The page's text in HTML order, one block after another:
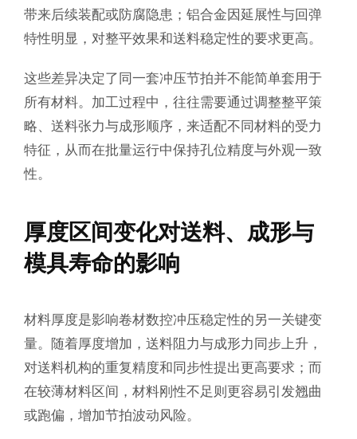
带来后续装配或防腐隐患；铝合金因延展性与回弹
特性明显，对整平效果和送料稳定性的要求更高。
这些差异决定了同一套冲压节拍并不能简单套用于
所有材料。加工过程中，往往需要通过调整整平策
略、送料张力与成形顺序，来适配不同材料的受力
特征，从而在批量运行中保持孔位精度与外观一致
性。
厚度区间变化对送料、成形与
模具寿命的影响
材料厚度是影响卷材数控冲压稳定性的另一关键变
量。随着厚度增加，送料阻力与成形力同步上升，
对送料机构的重复精度和同步性提出更高要求；而
在较薄材料区间，材料刚性不足则更容易引发翘曲
或跑偏，增加节拍波动风险。